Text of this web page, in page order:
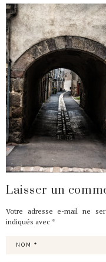
Laisser un
Votre adresse e-mail ne
indiqués avec *